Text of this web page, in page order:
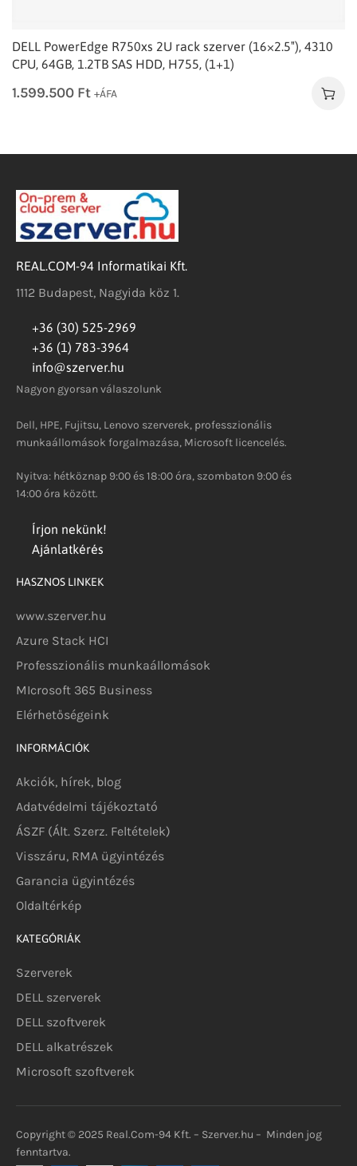
DELL PowerEdge R750xs 2U rack szerver (16×2.5″), 4310
CPU, 64GB, 1.2TB SAS HDD, H755, (1+1)
1.599.500 Ft +ÁFA
REAL.COM-94 Informatikai Kft.
1112 Budapest, Nagyida köz 1.
+36 (30) 525-2969
+36 (1) 783-3964
info@szerver.hu
Nagyon gyorsan válaszolunk
Dell, HPE, Fujitsu, Lenovo szerverek, professzionális
munkaállomások forgalmazása, Microsoft licencelés.
Nyitva: hétköznap 9:00 és 18:00 óra, szombaton 9:00 és
14:00 óra között.
Írjon nekünk!
Ajánlatkérés
HASZNOS LINKEK
www.szerver.hu
Azure Stack HCI
Professzionális munkaállomások
MIcrosoft 365 Business
Elérhetőségeink
INFORMÁCIÓK
Akciók, hírek, blog
Adatvédelmi tájékoztató
ÁSZF (Ált. Szerz. Feltételek)
Visszáru, RMA ügyintézés
Garancia ügyintézés
Oldaltérkép
KATEGÓRIÁK
Szerverek
DELL szerverek
DELL szoftverek
DELL alkatrészek
Microsoft szoftverek
Copyright © 2025 Real.Com-94 Kft. – Szerver.hu – Minden jog
fenntartva.